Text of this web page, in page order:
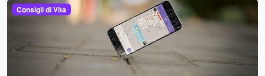
Consigli di Vita